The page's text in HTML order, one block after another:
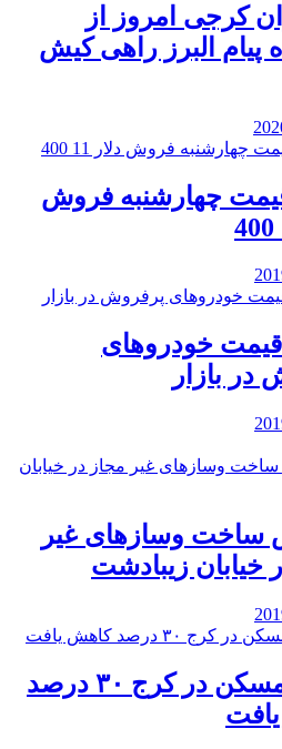
کرجی امروز از
پیام البرز راهی کیش
چهارشنبه فروش
قیمت خودرو‌های
در بازار
ساخت وسازهای غیر
خیابان زیبادشت
️قیمت مسکن در کرج ۳۰ درصد